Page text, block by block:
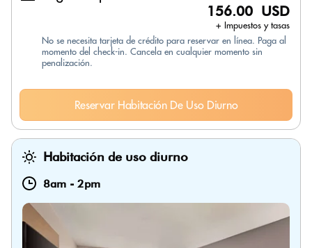
156.00 USD
+ Impuestos y tasas
No se necesita tarjeta de crédito para reservar en línea. Paga al
momento del check-in. Cancela en cualquier momento sin
penalización.
Reservar Habitación De Uso Diurno
Habitación de uso diurno
8am - 2pm